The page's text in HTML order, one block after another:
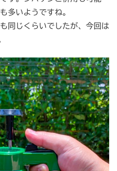
多いようですね。
同じくらいでしたが、今回は